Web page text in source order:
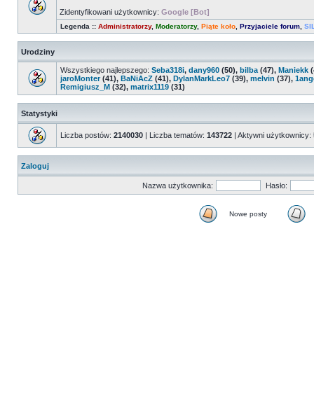
Zidentyfikowani użytkownicy: Google [Bot]
Legenda :: Administratorzy, Moderatorzy, Piąte koło Przyjaciele forum
Urodziny
Wszystkiego najlepszego: Seba318i, dany960 (50), bilba (47), Maniekk
jaroMonter(41), BaNiAcZ (41), DylanMarkLeo7 (39), melvin (37),
Remigiusz_M (32), matrix1119 (31)
Statystyki
Liczba postów: 2140030 | Liczba tematów: 143722 | Aktywni użytkownicy:
Zaloguj
Nazwa użytkownika: Hasło:
Nowe posty